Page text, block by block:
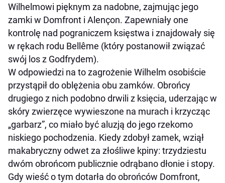
Wilhelmowi pięknym za nadobne, zajmując jego
zamki w Domfront i Alençon. Zapewniały one
kontrolę nad pograniczem księstwa i znajdowały się
w rękach rodu Bellême (który postanowił związać
swój los z Godfrydem).
W odpowiedzi na to zagrożenie Wilhelm osobiście
przystąpił do oblężenia obu zamków. Obrońcy
drugiego z nich podobno drwili z księcia, uderzając w
skóry zwierzęce wywieszone na murach i krzycząc
„garbarz”, co miało być aluzją do jego rzekomo
niskiego pochodzenia. Kiedy zdobył zamek, wziął
makabryczny odwet za złośliwe kpiny: trzydziestu
dwóm obrońcom publicznie odrąbano dłonie i stopy.
Gdy wieść o tym dotarła do obrońców Domfront,